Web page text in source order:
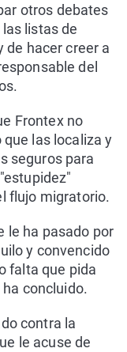
otros debates
listas de
de hacer creer a
del
Frontex no
las localiza y
seguros para
flujo migratorio.
le ha pasado por
y convencido
falta que pida
ha concluido.
contra la
le acuse de